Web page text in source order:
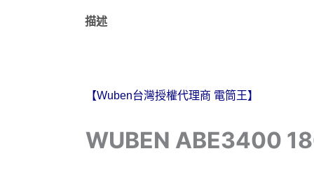
描述
【Wuben台灣授權代理商 電筒王】
WUBEN ABE3400